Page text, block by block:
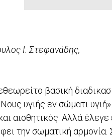
Ι. Στεφανάδης,
βασική
υγιής εν σώματι
αισθητικός. Αλλά έλεγε
την σωματική